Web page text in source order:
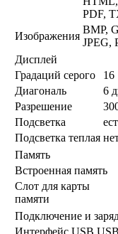
PDF,
Изображения
BMP,
JPEG,
Дисплей
Градаций серого
16
Диагональ
6
Разрешение
Подсветка
Подсветка теплая
Память
Встроенная память
Слот для карты
памяти
Подключение и
Интерфейс USB